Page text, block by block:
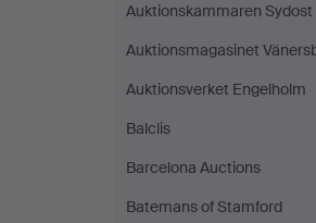
Auktionskammaren
Auktionsmagasinet
Auktionsverket Engelholm
Balclis
Barcelona Auctions
Batemans of Stamford